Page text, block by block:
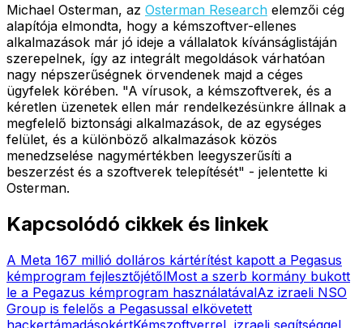
Michael Osterman, az Osterman Research elemzői cég
alapítója elmondta, hogy a kémszoftver-ellenes
alkalmazások már jó ideje a vállalatok kívánságlistáján
szerepelnek, így az integrált megoldások várhatóan
nagy népszerűségnek örvendenek majd a céges
ügyfelek körében. "A vírusok, a kémszoftverek, és a
kéretlen üzenetek ellen már rendelkezésünkre állnak a
megfelelő biztonsági alkalmazások, de az egységes
felület, és a különböző alkalmazások közös
menedzselése nagymértékben leegyszerűsíti a
beszerzést és a szoftverek telepítését" - jelentette ki
Osterman.
Kapcsolódó cikkek és linkek
A Meta 167 millió dolláros kártérítést kapott a Pegasus
kémprogram fejlesztőjétőlMost a szerb kormány bukott
le a Pegazus kémprogram használatávalAz izraeli NSO
Group is felelős a Pegasussal elkövetett
hackertámadásokértKémszoftverrel, izraeli segítséggel